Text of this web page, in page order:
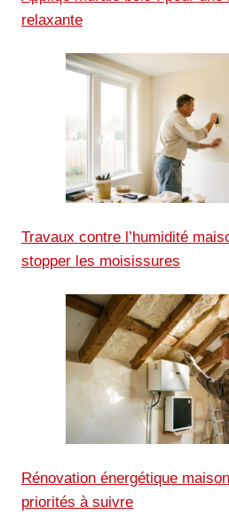
relaxante
Travaux contre l’humidité
stopper les moisissures
Rénovation énergétique
priorités à suivre